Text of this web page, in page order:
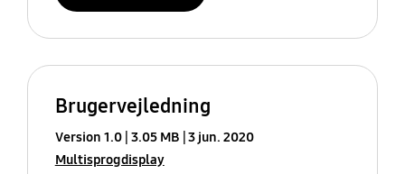
Brugervejledning
Version 1.0 3.05 MB 3 jun. 2020
Multisprogdisplay